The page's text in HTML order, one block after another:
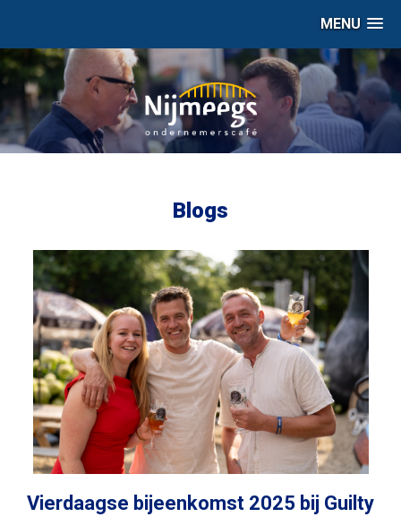
MENU
Blogs
Vierdaagse bijeenkomst 2025 bij Guilty